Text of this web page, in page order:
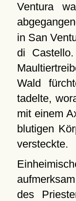
Ventura
in San
di
Wald
tadelte,
mit einem
blutigen
versteckte.
des